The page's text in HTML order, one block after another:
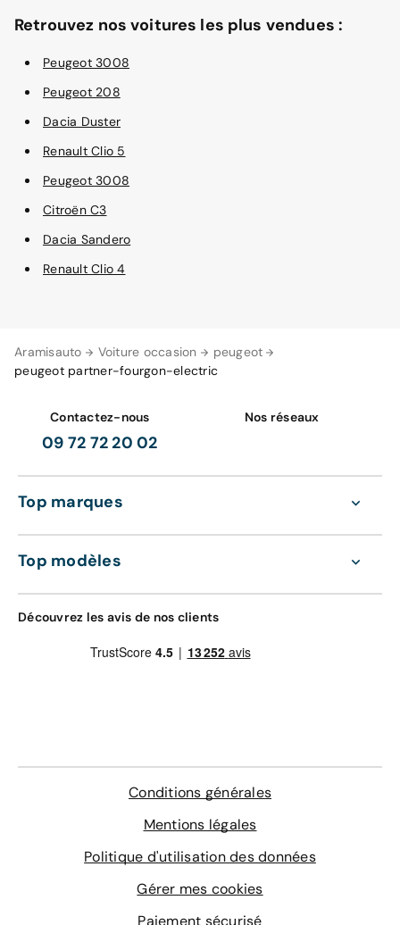
Aramisauto Voiture occasion
peugeot
peugeot partner-fourgon-electric
Retrouvez nos voitures les plus vendues :
Peugeot 3008
Peugeot 208
Dacia Duster
Renault Clio 5
Peugeot 3008
Citroën C3
Dacia Sandero
Renault Clio 4
Contactez-nous
09 72 72 20 02
Nos réseaux
Top marques
Top modèles
Découvrez les avis de nos clients
Conditions générales
Mentions légales
Politique d'utilisation des données
Gérer mes cookies
Paiement sécurisé